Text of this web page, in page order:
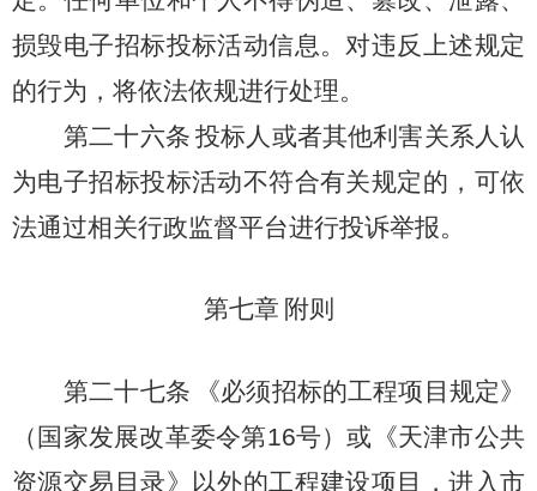
损毁电子招标投标活动信息。对违反上述规定
的行为，将依法依规进行处理。
第二十六条 投标人或者其他利害关系人认
为电子招标投标活动不符合有关规定的，可依
法通过相关行政监督平台进行投诉举报。
第七章 附则
第二十七条
《必须招标的工程项目规定》
（国家发展改革委令第16号）或《天津市公共
资源交易目录》以外的工程建设项目，进入市